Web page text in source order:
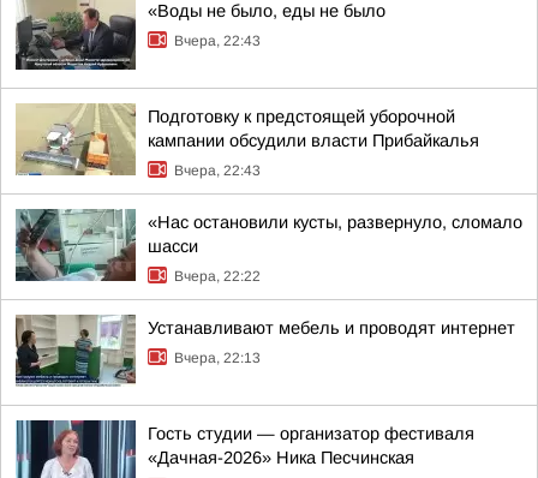
«Воды не было, еды не было
Вчера, 22:43
Подготовку к предстоящей уборочной
кампании обсудили власти Прибайкалья
Вчера, 22:43
«Нас остановили кусты, развернуло, сломало
шасси
Вчера, 22:22
Устанавливают мебель и проводят интернет
Вчера, 22:13
Гость студии — организатор фестиваля
«Дачная-2026» Ника Песчинская